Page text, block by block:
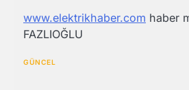
www.elektrikhaber.com haber
FAZLIOĞLU
GÜNCEL